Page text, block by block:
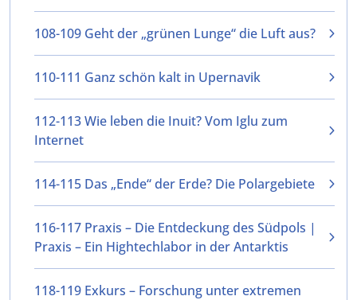
108-109 Geht der „grünen Lunge“ die Luft aus?
110-111 Ganz schön kalt in Upernavik
112-113 Wie leben die Inuit? Vom Iglu zum
Internet
114-115 Das „Ende“ der Erde? Die Polargebiete
116-117 Praxis – Die Entdeckung des Südpols |
Praxis – Ein Hightechlabor in der Antarktis
118-119 Exkurs – Forschung unter extremen